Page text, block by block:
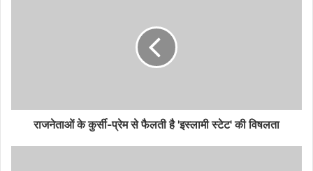
राजनेताओं के कुर्सी-प्रेम से फैलती है 'इस्लामी स्टेट' की विषलता